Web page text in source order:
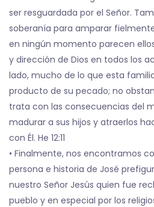
ser resguardada por el Señor.
soberanía para amparar
en ningún momento parecen
y dirección de Dios en todos los
lado, mucho de lo que esta
producto de su pecado; no
trata con las consecuencias del
madurar a sus hijos y atraerlos
con Él. He 12:11
• Finalmente, nos encontramos
persona e historia de José
nuestro Señor Jesús quien fue
pueblo y en especial por los